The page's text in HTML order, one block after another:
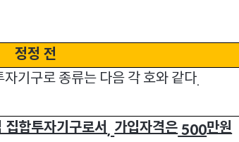
정정 전
기구로 종류는 다음 각 호와 같다.
합투자기구로서,가입자격은500만원